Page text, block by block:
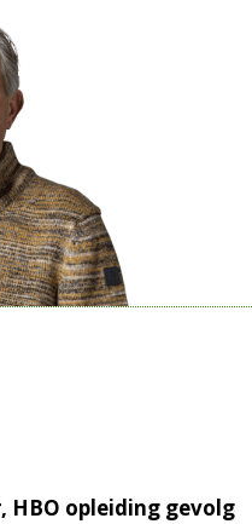
HBO opleiding gevolg